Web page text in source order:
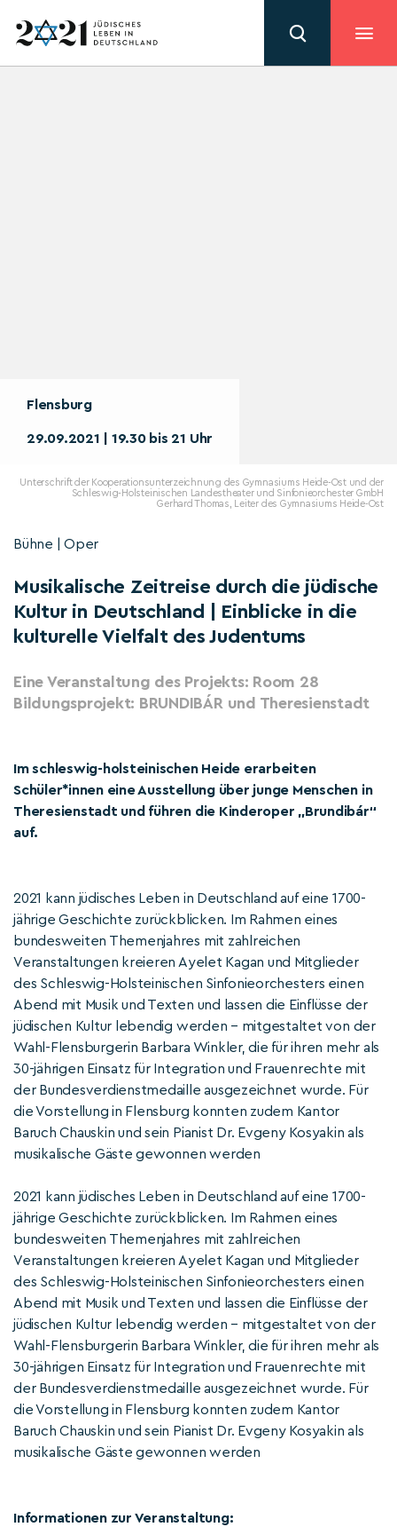
Flensburg
29.09.2021 | 19.30 bis 21 Uhr
Unterschrift der Kooperationsunterzeichnung des Gymnasiums Heide-Ost und der
Schleswig-Holsteinischen Landestheater und Sinfonieorchester GmbH
Gerhard Thomas, Leiter des Gymnasiums Heide-Ost
Bühne | Oper
Musikalische Zeitreise durch die jüdische
Kultur in Deutschland | Einblicke in die
kulturelle Vielfalt des Judentums
Eine Veranstaltung des Projekts: Room 28
Bildungsprojekt: BRUNDIBÁR und Theresienstadt
Im schleswig-holsteinischen Heide erarbeiten
Schüler*innen eine Ausstellung über junge Menschen in
Theresienstadt und führen die Kinderoper „Brundibár“
auf.
2021 kann jüdisches Leben in Deutschland auf eine 1700-
jährige Geschichte zurückblicken. Im Rahmen eines
bundesweiten Themenjahres mit zahlreichen
Veranstaltungen kreieren Ayelet Kagan und Mitglieder
des Schleswig-Holsteinischen Sinfonieorchesters einen
Abend mit Musik und Texten und lassen die Einflüsse der
jüdischen Kultur lebendig werden – mitgestaltet von der
Wahl-Flensburgerin Barbara Winkler, die für ihren mehr als
30-jährigen Einsatz für Integration und Frauenrechte mit
der Bundesverdienstmedaille ausgezeichnet wurde. Für
die Vorstellung in Flensburg konnten zudem Kantor
Baruch Chauskin und sein Pianist Dr. Evgeny Kosyakin als
musikalische Gäste gewonnen werden
2021 kann jüdisches Leben in Deutschland auf eine 1700-
jährige Geschichte zurückblicken. Im Rahmen eines
bundesweiten Themenjahres mit zahlreichen
Veranstaltungen kreieren Ayelet Kagan und Mitglieder
des Schleswig-Holsteinischen Sinfonieorchesters einen
Abend mit Musik und Texten und lassen die Einflüsse der
jüdischen Kultur lebendig werden – mitgestaltet von der
Wahl-Flensburgerin Barbara Winkler, die für ihren mehr als
30-jährigen Einsatz für Integration und Frauenrechte mit
der Bundesverdienstmedaille ausgezeichnet wurde. Für
die Vorstellung in Flensburg konnten zudem Kantor
Baruch Chauskin und sein Pianist Dr. Evgeny Kosyakin als
musikalische Gäste gewonnen werden
Informationen zur Veranstaltung: